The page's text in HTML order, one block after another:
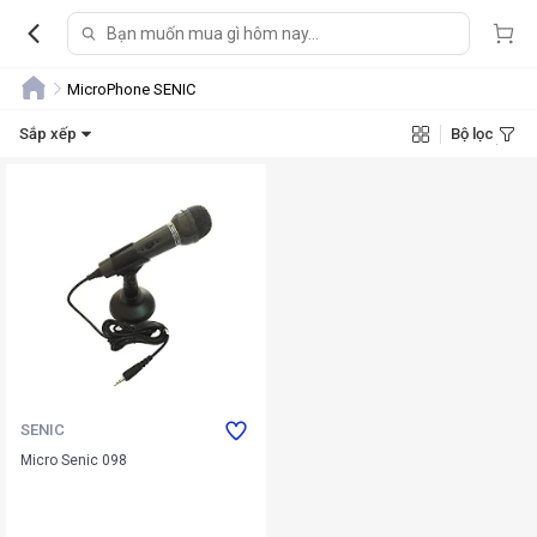
MicroPhone SENIC
Sắp xếp Bộ lọc
SENIC
Micro Senic 098